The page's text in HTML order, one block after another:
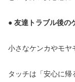
● 友達トラブル後の
小さなケンカやモヤ
タッチは「安心に帰